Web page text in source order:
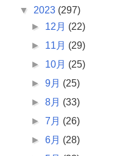
▼ 2023 (297)
► 12月 (22)
► 11月 (29)
► 10月 (25)
►9月 (25)
►8月 (33)
►7月 (26)
►6月 (28)